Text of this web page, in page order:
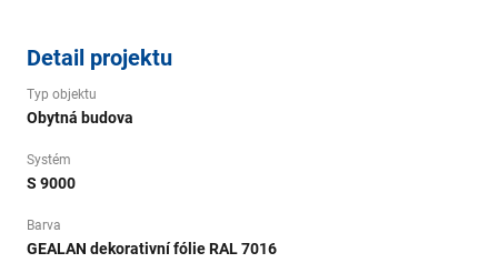
Detail projektu
Typ objektu
Obytná budova
Systém
S 9000
Barva
GEALAN dekorativní fólie RAL 7016